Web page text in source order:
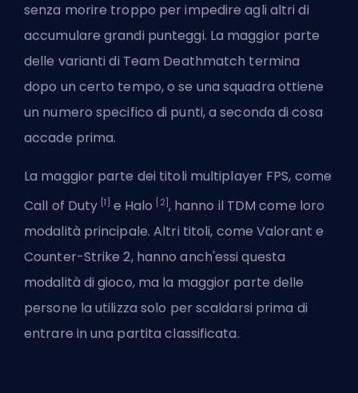
senza morire troppo per impedire agli altri di
accumulare grandi punteggi. La maggior parte
delle varianti di Team Deathmatch termina
dopo un certo tempo, o se una squadra ottiene
un numero specifico di punti, a seconda di cosa
accade prima.
La maggior parte dei titoli multiplayer FPS, come
Call of Duty [1] e Halo [2] , hanno il TDM come loro
modalità principale. Altri titoli, come Valorant e
Counter-Strike 2, hanno anch'essi questa
modalità di gioco, ma la maggior parte delle
persone la utilizza solo per scaldarsi prima di
entrare in una partita classificata.